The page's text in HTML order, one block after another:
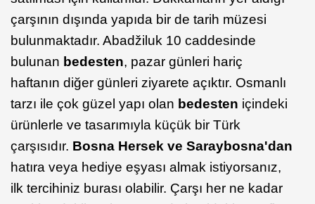
çarşının dışında yapıda bir de tarih müzesi
bulunmaktadır. Abadžiluk 10 caddesinde
bulunan bedesten, pazar günleri hariç
haftanın diğer günleri ziyarete açıktır. Osmanlı
tarzı ile çok güzel yapı olan bedesten içindeki
ürünlerle ve tasarımıyla küçük bir Türk
çarşısıdır. Bosna Hersek ve Saraybosna'dan
hatıra veya hediye eşyası almak istiyorsanız,
ilk tercihiniz burası olabilir. Çarşı her ne kadar